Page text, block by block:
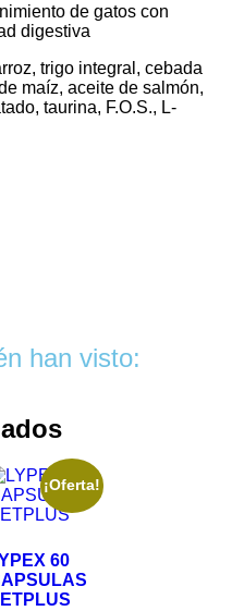
de gatos con
digestiva
trigo integral, cebada
maíz, aceite de salmón,
taurina, F.O.S., L-
han visto:
¡Oferta!
60